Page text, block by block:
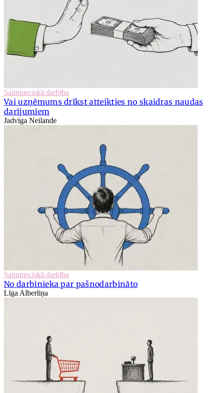
Saimnieciskā darbība
Vai uzņēmums drīkst atteikties no skaidras naudas
darījumiem
Jadviga Neilande
Saimnieciskā darbība
No darbinieka par pašnodarbināto
Līga Alberliņa